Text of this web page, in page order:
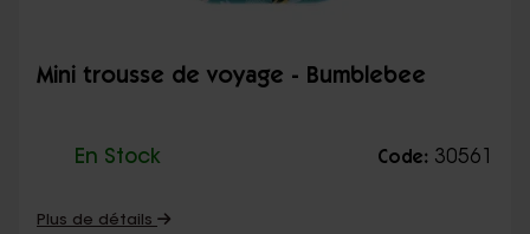
Mini trousse de voyage - Bumblebee
En Stock Code: 30561
Plus de détails